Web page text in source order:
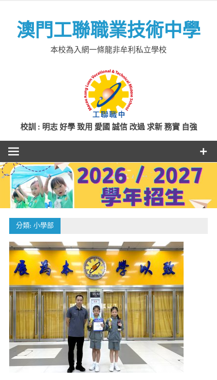
content澳門工聯職業技術中學
本校為入網一條龍非牟利私立學校
校訓 : 明志 好學 致用 愛國 誠信 改過 求新 務實 自強
分類:小學部